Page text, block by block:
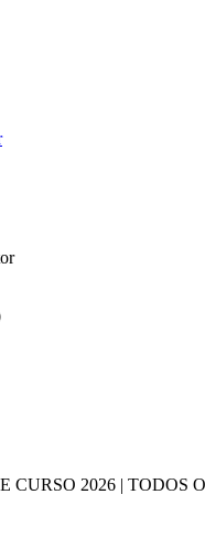
2026 | TODOS